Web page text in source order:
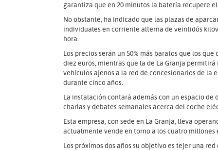
garantiza que en 20 minutos la batería recupere el
No obstante, ha indicado que las plazas de
individuales en corriente alterna de veintidós
hora.
Los precios serán un 50% más baratos que los
diez euros, mientras que la de La Granja
vehículos ajenos a la red de concesionarios de la
durante cinco años.
La instalación contará además con un espacio
charlas y debates semanales acerca del coche
Esta empresa, con sede en La Granja, lleva
actualmente vende en torno a los cuatro
Los próximos dos años su objetivo es tejer una